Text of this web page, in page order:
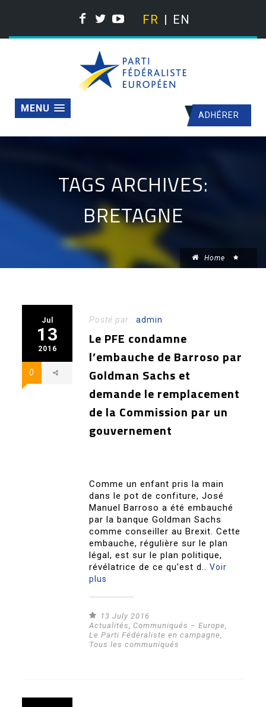
FR EN
ADHÉRER
MENU
TAGS ARCHIVES:
BRETAGNE
Home
Jul
13
2016
0
Posté par :admin
Le PFE condamne
l’embauche de Barroso par
Goldman Sachs et
demande le remplacement
de la Commission par un
gouvernement
Comme un enfant pris la main
dans le pot de confiture, José
Manuel Barroso a été embauché
par la banque Goldman Sachs
comme conseiller au Brexit. Cette
embauche, régulière sur le plan
légal, est sur le plan politique,
révélatrice de ce qu’est d..Voir
plus
13 July 2016
Actualités, Communiqués – Europe,
Le Parti Fédéraliste en campagne,
Tous les communiqués